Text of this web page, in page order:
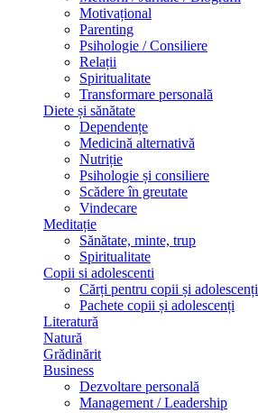
Motivațional
Parenting
Psihologie / Consiliere
Relații
Spiritualitate
Transformare personală
Diete și sănătate
Dependențe
Medicină alternativă
Nutriție
Psihologie și consiliere
Scădere în greutate
Vindecare
Meditație
Sănătate, minte, trup
Spiritualitate
Copii si adolescenti
Cărți pentru copii și adolescenți
Pachete copii și adolescenți
Literatură
Natură
Grădinărit
Business
Dezvoltare personală
Management / Leadership